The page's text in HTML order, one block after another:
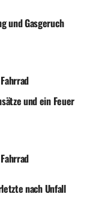
und Gasgeruch
und ein Feuer
nach Unfall